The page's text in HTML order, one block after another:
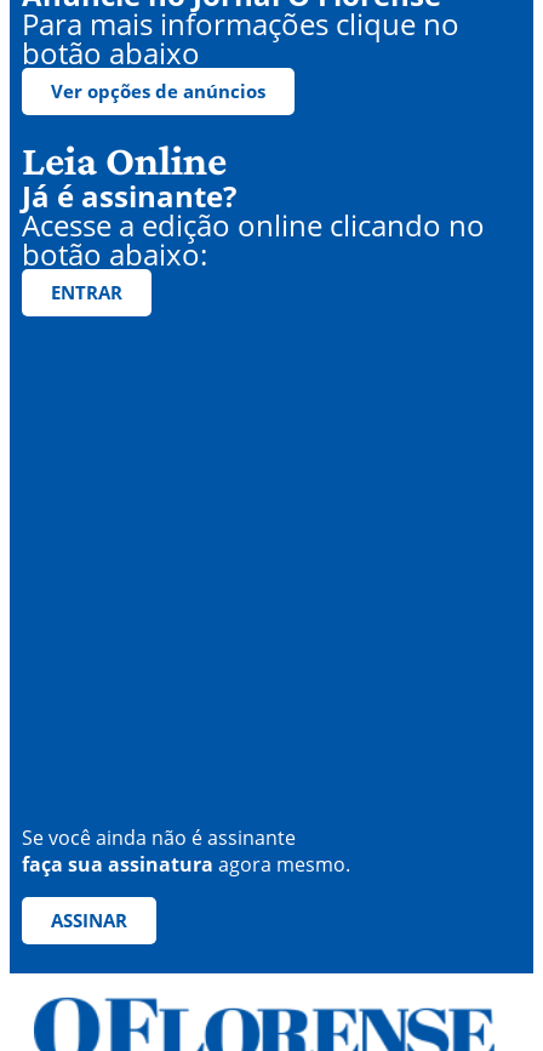
Para mais informações clique no
botão abaixo
Ver opções de anúncios
Leia Online
Já é assinante?
Acesse a edição online clicando no
botão abaixo:
ENTRAR
Se você ainda não é assinante
faça sua assinatura agora mesmo.
ASSINAR